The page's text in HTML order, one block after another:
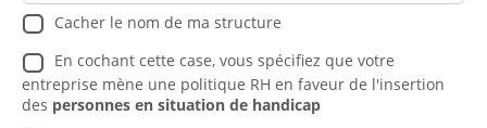
Cacher le nom de ma structure
En cochant cette case, vous spécifiez que votre
entreprise mène une politique RH en faveur de l'insertion
des personnes en situation de handicap